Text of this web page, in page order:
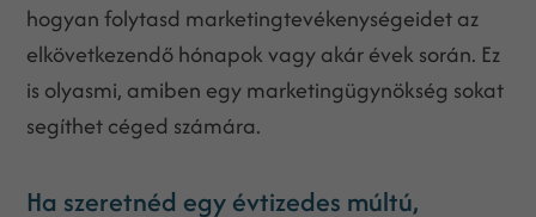
hogyan folytasd marketingtevékenységeidet az
elkövetkezendő hónapok vagy akár évek során. Ez
is olyasmi, amiben egy marketingügynökség sokat
segíthet céged számára.
Ha szeretnéd egy évtizedes múltú,